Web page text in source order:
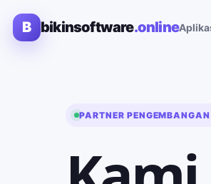
B bikinsoftware.online
PARTNER